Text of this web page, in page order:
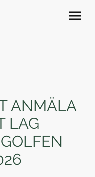
ANMÄLA
LAG